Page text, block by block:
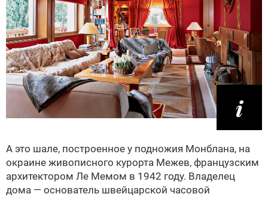
А это шале, построенное у подножия Монблана, на
окраине живописного курорта Межев, французским
архитектором Ле Мемом в 1942 году. Владелец
дома — основатель швейцарской часовой